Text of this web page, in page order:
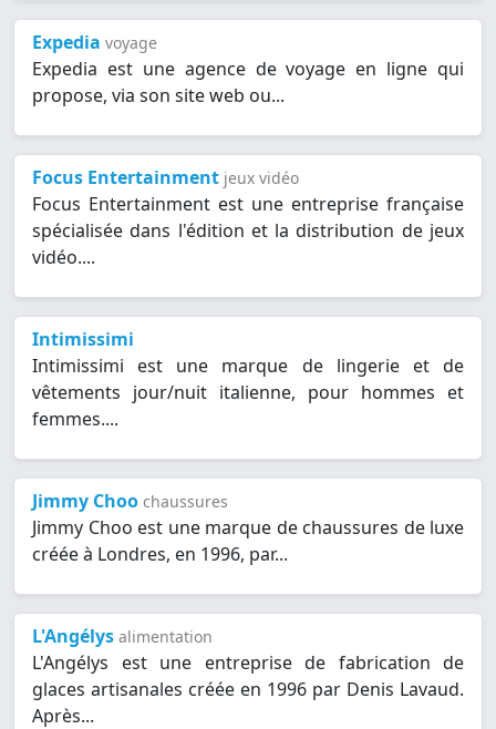
Expedia voyage
Expedia est une agence de voyage en ligne qui
propose, via son site web ou...
Focus Entertainment jeux vidéo
Focus Entertainment est une entreprise française
spécialisée dans l'édition et la distribution de jeux
vidéo....
Intimissimi
Intimissimi est une marque de lingerie et de
vêtements jour/nuit italienne, pour hommes et
femmes....
Jimmy Choo chaussures
Jimmy Choo est une marque de chaussures de luxe
créée à Londres, en 1996, par...
L'Angélys alimentation
L'Angélys est une entreprise de fabrication de
glaces artisanales créée en 1996 par Denis Lavaud.
Après...